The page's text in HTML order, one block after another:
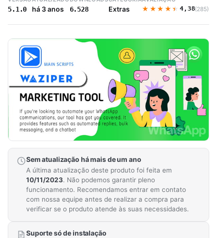
5.1.0 há 3 anos 6.528 Extras ★★★★★
★★★★★ 4,38(285)
Sem atualização há mais de um ano
A última atualização deste produto foi feita em
10/11/2023. Não podemos garantir pleno
funcionamento. Recomendamos entrar em contato
com nossa equipe antes de realizar a compra para
verificar se o produto atende às suas necessidades.
Suporte só de instalação